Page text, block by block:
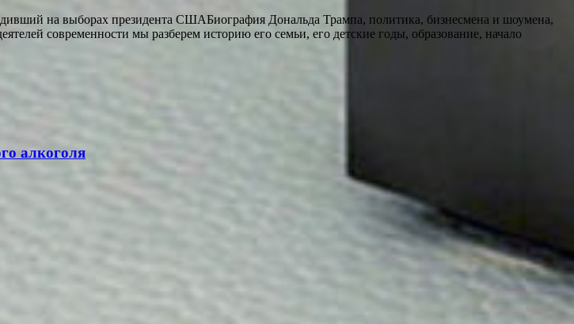
на выборах президента СШАБиография Дональда Трампа, политика, бизнесмена и шоумена,
современности мы разберем историю его семьи, его детские годы, образование, начало
алкоголя